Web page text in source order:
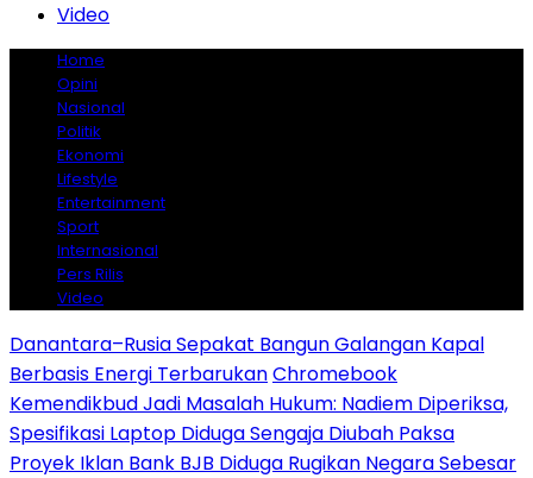
Video
Home
Opini
Nasional
Politik
Ekonomi
Lifestyle
Entertainment
Sport
Internasional
Pers Rilis
Video
Danantara–Rusia Sepakat Bangun Galangan Kapal
Berbasis Energi TerbarukanChromebook
Kemendikbud Jadi Masalah Hukum: Nadiem Diperiksa,
Spesifikasi Laptop Diduga Sengaja Diubah Paksa
Proyek Iklan Bank BJB Diduga Rugikan Negara Sebesar